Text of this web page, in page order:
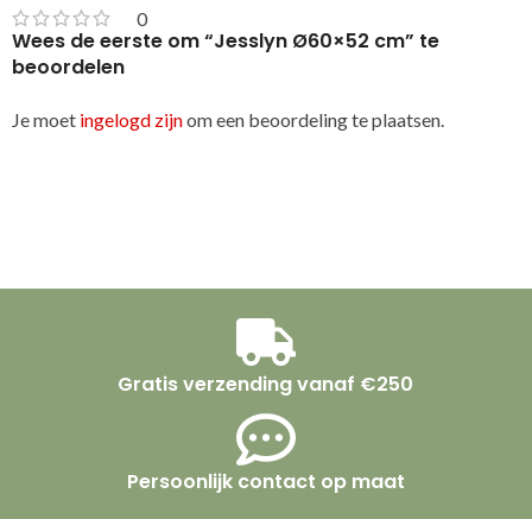
0
Wees de eerste om “Jesslyn Ø60×52 cm” te
beoordelen
Je moet ingelogd zijnom een beoordeling te plaatsen.
Gratis verzending vanaf €250
Persoonlijk contact op maat